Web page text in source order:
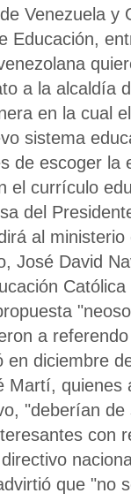
Venezuela y
Educación,
a la alcaldía
en la cual
sistema
de escoger la
el currículo
del
al
José David
a
en diciembre
Martí, quienes
"deberían
con
que "no